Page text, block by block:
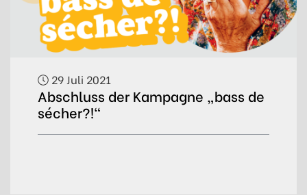
29 Juli 2021
Abschluss der Kampagne „bass de
sécher?!“